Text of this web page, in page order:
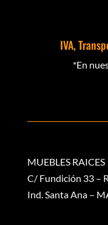
IVA,
*En
MUEBLES RAICES
C/ Fundición 33 –
Ind. Santa Ana –